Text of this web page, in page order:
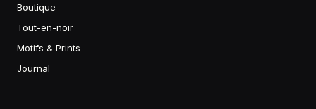
Boutique
Tout-en-noir
Motifs & Prints
Journal